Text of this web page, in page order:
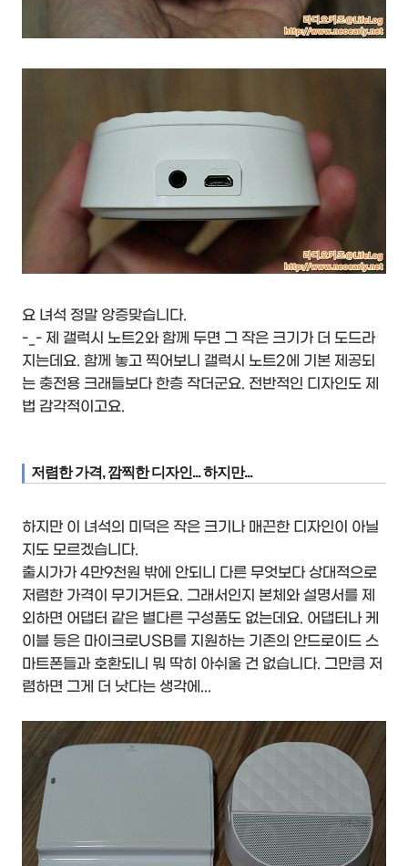
요 녀석 정말 앙증맞습니다.
-_- 제 갤럭시 노트2와 함께 두면 그 작은 크기가 더 도드라
지는데요. 함께 놓고 찍어보니 갤럭시 노트2에 기본 제공되
는 충전용 크래들보다 한층 작더군요. 전반적인 디자인도 제
법 감각적이고요.
저렴한 가격, 깜찍한 디자인... 하지만...
하지만 이 녀석의 미덕은 작은 크기나 매끈한 디자인이 아닐
지도 모르겠습니다.
출시가가 4만9천원 밖에 안되니 다른 무엇보다 상대적으로
저렴한 가격이 무기거든요. 그래서인지 본체와 설명서를 제
외하면 어댑터 같은 별다른 구성품도 없는데요. 어댑터나 케
이블 등은 마이크로USB를 지원하는 기존의 안드로이드 스
마트폰들과 호환되니 뭐 딱히 아쉬울 건 없습니다. 그만큼 저
렴하면 그게 더 낫다는 생각에...